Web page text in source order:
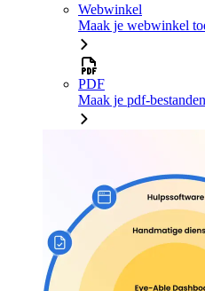
Webwinkel
Maak je webwinkel
PDF
Maak je pdf-